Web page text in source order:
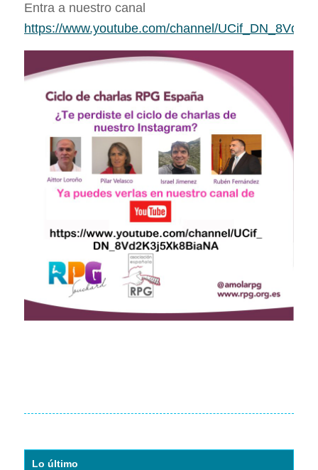
Entra a nuestro canal
https://www.youtube.com/channel/
Lo último